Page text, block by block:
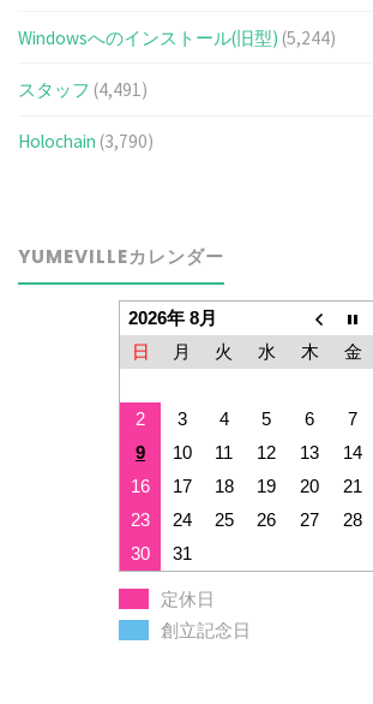
Windowsへのインストール(旧型) (5,244)
スタッフ (4,491)
Holochain (3,790)
YUMEVILLEカレンダー
2026年 8月
日
月 火 水 木 金
2
3 4 5 6 7
9
10 11 12 13 14
16
17 18 19 20 21
23
24 25 26 27 28
30
31
定休日
創立記念日